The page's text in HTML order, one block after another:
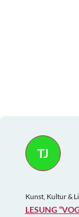
TJ
Kunst, Kultur &
LESUNG